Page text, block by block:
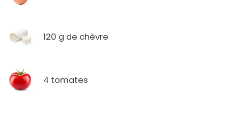
120 g de chèvre
4 tomates